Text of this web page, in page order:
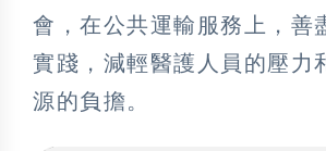
會，在公共運輸服務上，善
實踐，減輕醫護人員的壓力
源的負擔。